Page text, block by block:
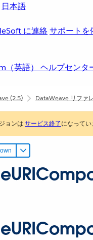
日本語
に連絡サポートを
英語） ヘルプセンタ
(2.5) DataWeave リファ
ョンは サービス終了になってい